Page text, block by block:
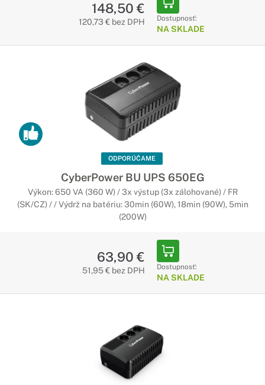
148,50 €
120,73 € bez DPH Dostupnosť:
NA SKLADE
ODPORÚČAME
CyberPower BU UPS 650EG
Výkon: 650 VA (360 W) / 3x výstup (3x zálohované) / FR
(SK/CZ) / / Výdrž na batériu: 30min (60W), 18min (90W), 5min
(200W)
63,90 €
51,95 € bez DPH Dostupnosť:
NA SKLADE